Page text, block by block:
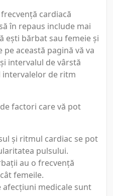
cardiacă
în repaus include mai
ești bărbat sau femeie și
această pagină vă va
intervalul de vârstă
intervalelor de ritm
factori care vă pot
și ritmul cardiac se pot
pulsului.
au o frecvență
femeile.
afecțiuni medicale sunt